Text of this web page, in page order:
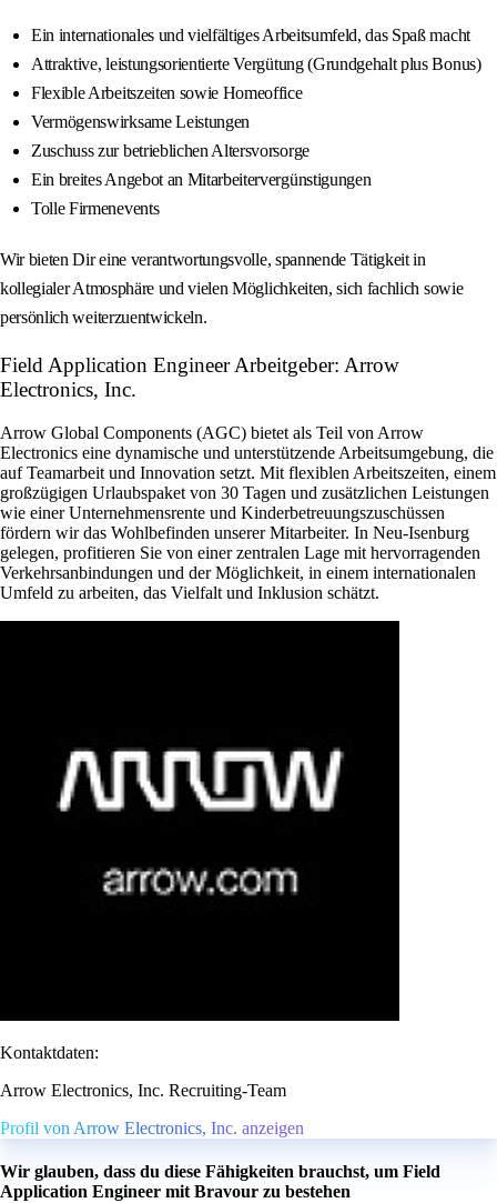
Ein internationales und vielfältiges Arbeitsumfeld, das Spaß macht
Attraktive, leistungsorientierte Vergütung (Grundgehalt plus Bonus)
Flexible Arbeitszeiten sowie Homeoffice
Vermögenswirksame Leistungen
Zuschuss zur betrieblichen Altersvorsorge
Ein breites Angebot an Mitarbeitervergünstigungen
Tolle Firmenevents
Wir bieten Dir eine verantwortungsvolle, spannende Tätigkeit in
kollegialer Atmosphäre und vielen Möglichkeiten, sich fachlich sowie
persönlich weiterzuentwickeln.
Field Application Engineer Arbeitgeber: Arrow
Electronics, Inc.
Arrow Global Components (AGC) bietet als Teil von Arrow
Electronics eine dynamische und unterstützende Arbeitsumgebung, die
auf Teamarbeit und Innovation setzt. Mit flexiblen Arbeitszeiten, einem
großzügigen Urlaubspaket von 30 Tagen und zusätzlichen Leistungen
wie einer Unternehmensrente und Kinderbetreuungszuschüssen
fördern wir das Wohlbefinden unserer Mitarbeiter. In Neu-Isenburg
gelegen, profitieren Sie von einer zentralen Lage mit hervorragenden
Verkehrsanbindungen und der Möglichkeit, in einem internationalen
Umfeld zu arbeiten, das Vielfalt und Inklusion schätzt.
Kontaktdaten:
Arrow Electronics, Inc. Recruiting-Team
Profil von Arrow Electronics, Inc. anzeigen
Wir glauben, dass du diese Fähigkeiten brauchst, um Field
Application Engineer mit Bravour zu bestehen